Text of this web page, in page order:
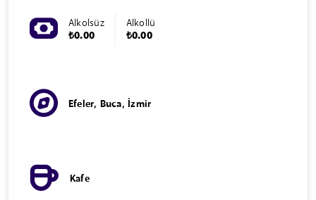
Alkolsüz
₺0.00
Alkollü
₺0.00
Efeler, Buca, İzmir
Kafe